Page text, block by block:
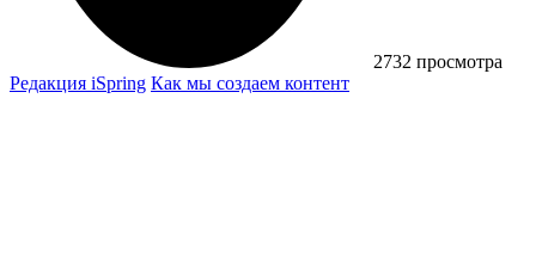
2732 просмотра
Редакция iSpring Как мы создаем контент